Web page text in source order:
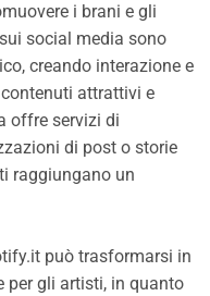
i brani e gli
social media sono
creando interazione e
attrattivi e
offre servizi di
di post o storie
raggiungano un
può trasformarsi in
per gli artisti, in quanto